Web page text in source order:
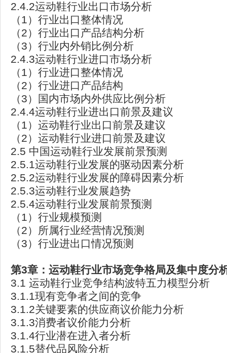
2.4.2运动鞋行业出口市场分析
（1）行业出口整体情况
（2）行业出口产品结构分析
（3）行业内外销比例分析
2.4.3运动鞋行业进口市场分析
（1）行业进口整体情况
（2）行业进口产品结构
（3）国内市场内外供应比例分析
2.4.4运动鞋行业进出口前景及建议
（1）运动鞋行业出口前景及建议
（2）运动鞋行业进口前景及建议
2.5 中国运动鞋行业发展前景预测
2.5.1运动鞋行业发展的驱动因素分析
2.5.2运动鞋行业发展的障碍因素分析
2.5.3运动鞋行业发展趋势
2.5.4运动鞋行业发展前景预测
（1）行业规模预测
（2）所属行业经营情况预测
（3）行业进出口情况预测
第3章：运动鞋行业市场竞争格局及集中度分
3.1 运动鞋行业竞争结构波特五力模型分析
3.1.1现有竞争者之间的竞争
3.1.2关键要素的供应商议价能力分析
3.1.3消费者议价能力分析
3.1.4行业潜在进入者分析
3.1.5替代品风险分析